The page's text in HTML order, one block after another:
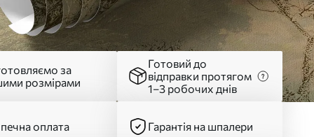
за
розмірами
Готовий до
відправки протягом
1–3 робочих днів
оплата Гарантія на шпалери